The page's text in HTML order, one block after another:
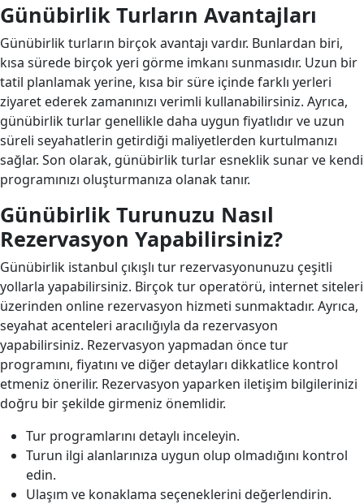
Günübirlik Turların Avantajları
Günübirlik turların birçok avantajı vardır. Bunlardan biri,
kısa sürede birçok yeri görme imkanı sunmasıdır. Uzun bir
tatil planlamak yerine, kısa bir süre içinde farklı yerleri
ziyaret ederek zamanınızı verimli kullanabilirsiniz. Ayrıca,
günübirlik turlar genellikle daha uygun fiyatlıdır ve uzun
süreli seyahatlerin getirdiği maliyetlerden kurtulmanızı
sağlar. Son olarak, günübirlik turlar esneklik sunar ve kendi
programınızı oluşturmanıza olanak tanır.
Günübirlik Turunuzu Nasıl
Rezervasyon Yapabilirsiniz?
Günübirlik istanbul çıkışlı tur rezervasyonunuzu çeşitli
yollarla yapabilirsiniz. Birçok tur operatörü, internet siteleri
üzerinden online rezervasyon hizmeti sunmaktadır. Ayrıca,
seyahat acenteleri aracılığıyla da rezervasyon
yapabilirsiniz. Rezervasyon yapmadan önce tur
programını, fiyatını ve diğer detayları dikkatlice kontrol
etmeniz önerilir. Rezervasyon yaparken iletişim bilgilerinizi
doğru bir şekilde girmeniz önemlidir.
Tur programlarını detaylı inceleyin.
Turun ilgi alanlarınıza uygun olup olmadığını kontrol
edin.
Ulaşım ve konaklama seçeneklerini değerlendirin.